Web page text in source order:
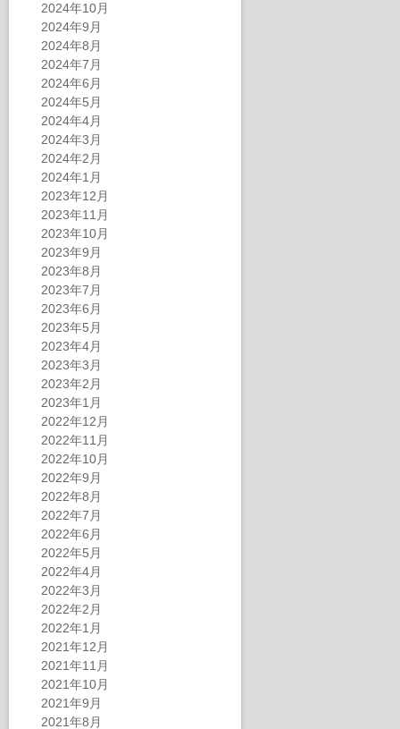
2024年10月
2024年9月
2024年8月
2024年7月
2024年6月
2024年5月
2024年4月
2024年3月
2024年2月
2024年1月
2023年12月
2023年11月
2023年10月
2023年9月
2023年8月
2023年7月
2023年6月
2023年5月
2023年4月
2023年3月
2023年2月
2023年1月
2022年12月
2022年11月
2022年10月
2022年9月
2022年8月
2022年7月
2022年6月
2022年5月
2022年4月
2022年3月
2022年2月
2022年1月
2021年12月
2021年11月
2021年10月
2021年9月
2021年8月